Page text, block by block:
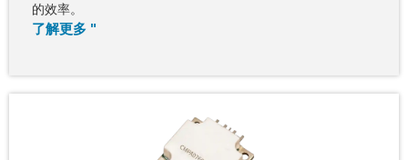
的效率。
了解更多 "